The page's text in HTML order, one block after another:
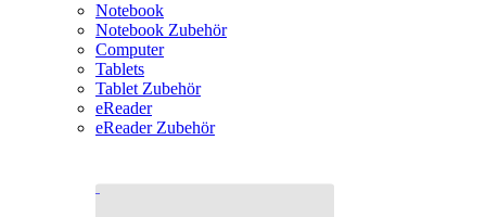
Notebook
Notebook Zubehör
Computer
Tablets
Tablet Zubehör
eReader
eReader Zubehör